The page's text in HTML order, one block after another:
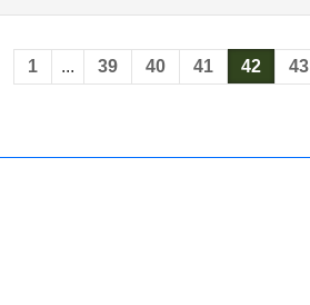
1 ... 39 40 41 42 43